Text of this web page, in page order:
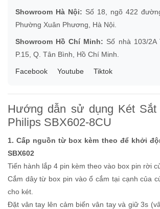
Showroom Hà Nội: Số 18, ngõ 422
Phường Xuân Phương, Hà Nội.
Showroom Hồ Chí Minh: Số nhà 103/2A
P.15, Q. Tân Bình, Hồ Chí Minh.
Facebook Youtube Tiktok
Hướng dẫn sử dụng Két Sắt
Philips SBX602-8CU
1. Cấp nguồn từ box kèm theo để khởi
SBX602
Tiến hành lắp 4 pin kèm theo vào box pin rời
Cắm dây từ box pin vào ổ cắm tại cạnh của
cho két.
Đặt vân tay lên cảm biến vân tay và giữ 3s